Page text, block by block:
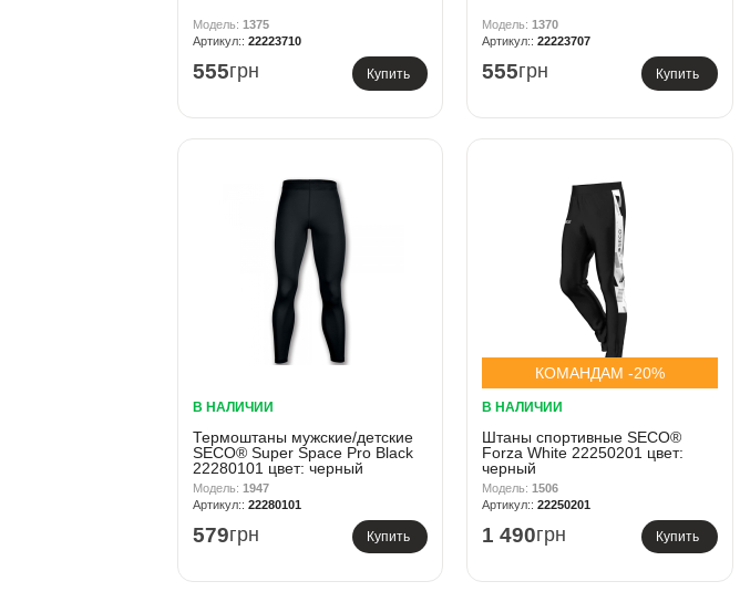
1375
22223710
555грн Купить
1370
22223707
555грн Купить
В НАЛИЧИИ
Термоштаны мужские/детские
SECO® Super Space Pro Black
22280101 цвет: черный
1947
22280101
579грн Купить
КОМАНДАМ -20%
В НАЛИЧИИ
Штаны спортивные SECO®
Forza White 22250201 цвет:
черный
1506
22250201
1 490грн Купить